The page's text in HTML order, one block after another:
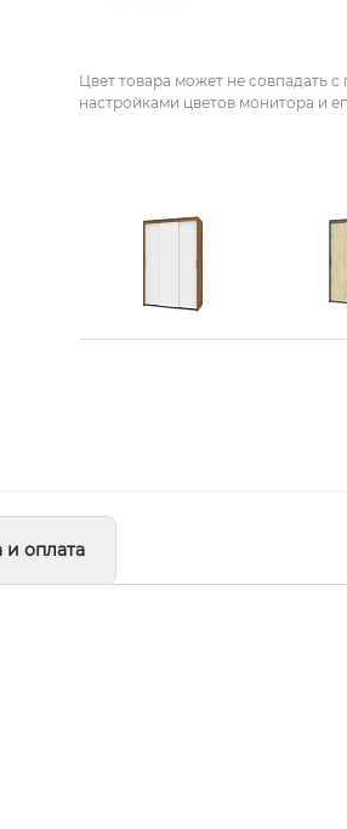
Цвет товара может не совпадать
настройками цветов монитора и
и оплата